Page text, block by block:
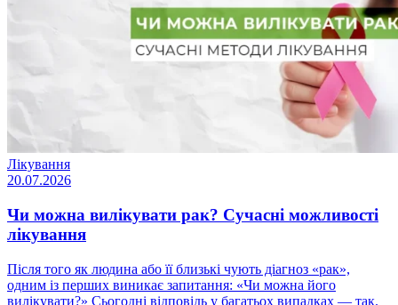
Лікування
20.07.2026
Чи можна вилікувати рак? Сучасні можливості
лікування
Після того як людина або її близькі чують діагноз «рак»,
одним із перших виникає запитання: «Чи можна його
вилікувати?» Сьогодні відповідь у багатьох випадках — так.